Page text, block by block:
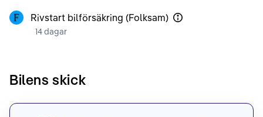
Rivstart bilförsäkring (Folksam)
14 dagar
Bilens skick